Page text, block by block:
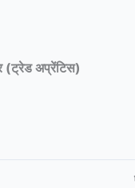
(ट्रेड अप्रेंटिस)